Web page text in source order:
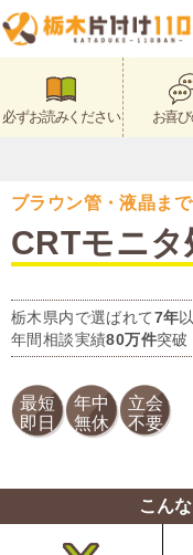
必ずお読みください お喜
ブラウン管・液晶まで
CRTモニタ
栃木県内で選ばれて7年
年間相談実績80万件突破
最短
即日
年中
無休
立会
不要
こん